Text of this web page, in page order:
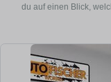
du auf einen Blick,